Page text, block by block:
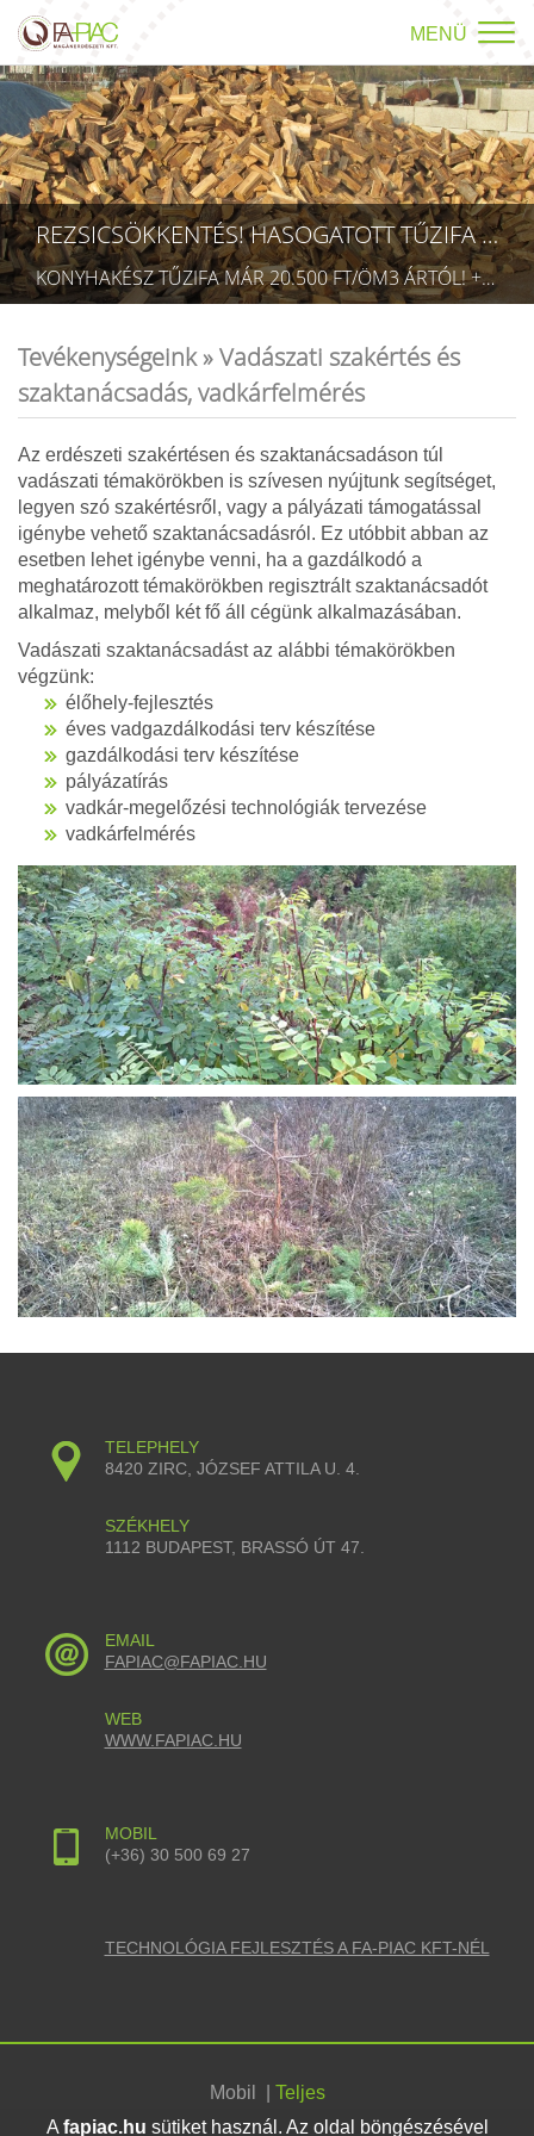
MENÜ
REZSICSÖKKENTÉS! HASOGATOTT TŰZIFA AKCIÓ!
KONYHAKÉSZ TŰZIFA MÁR 20.500 FT/ÖM3 ÁRTÓL! +36709423403 RÉSZLETEK A TÜZÉP MENÜPONTBAN! (TECHNIKAI AZONOSÍTÓ: AA 5832075)
Tevékenységeink »Vadászati szakértés és
szaktanácsadás, vadkárfelmérés
Az erdészeti szakértésen és szaktanácsadáson túl
vadászati témakörökben is szívesen nyújtunk segítséget,
legyen szó szakértésről, vagy a pályázati támogatással
igénybe vehető szaktanácsadásról. Ez utóbbit abban az
esetben lehet igénybe venni, ha a gazdálkodó a
meghatározott témakörökben regisztrált szaktanácsadót
alkalmaz, melyből két fő áll cégünk alkalmazásában.
Vadászati szaktanácsadást az alábbi témakörökben
végzünk:
élőhely-fejlesztés
éves vadgazdálkodási terv készítése
gazdálkodási terv készítése
pályázatírás
vadkár-megelőzési technológiák tervezése
vadkárfelmérés
A fapiac.hu sütiket használ. Az oldal böngészésével
TELEPHELY
8420 ZIRC, JÓZSEF ATTILA U. 4.
SZÉKHELY
1112 BUDAPEST, BRASSÓ ÚT 47.
EMAIL
FAPIAC@FAPIAC.HU
WEB
WWW.FAPIAC.HU
MOBIL
(+36) 30 500 69 27
TECHNOLÓGIA FEJLESZTÉS A FA-PIAC KFT-NÉL
Mobil Teljes